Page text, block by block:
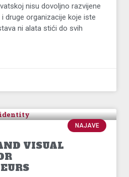
nisu dovoljno razvijene
druge organizacije koje iste
ni alata stići do svih
NAJAVE
VISUAL